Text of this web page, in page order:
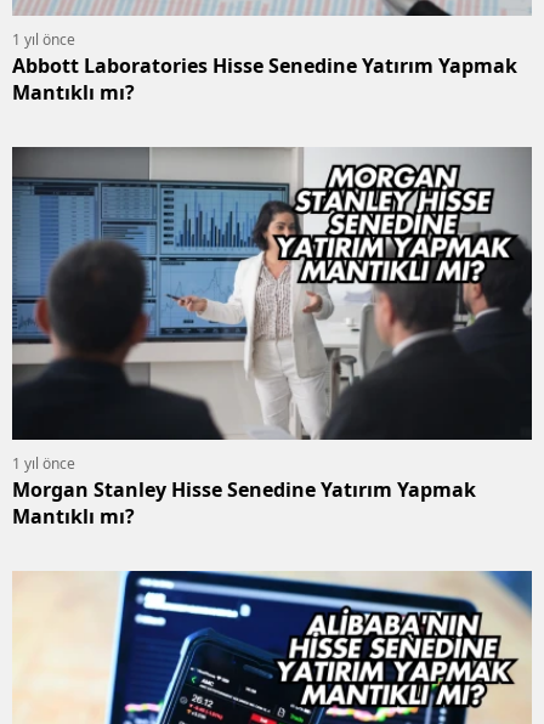
1 yıl önce
Abbott Laboratories Hisse Senedine Yatırım Yapmak
Mantıklı mı?
1 yıl önce
Morgan Stanley Hisse Senedine Yatırım Yapmak
Mantıklı mı?